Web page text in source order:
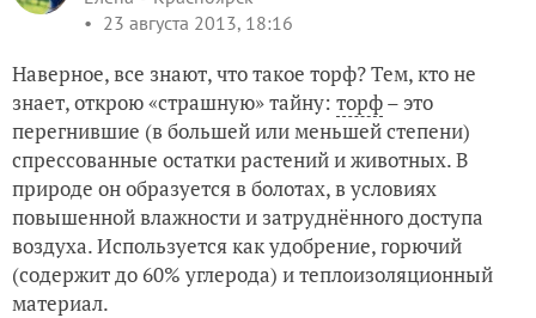
23 августа 2013, 18:16
Наверное, все знают, что такое торф? Тем, кто не
знает, открою «страшную» тайну: торф– это
перегнившие (в большей или меньшей степени)
спрессованные остатки растений и животных. В
природе он образуется в болотах, в условиях
повышенной влажности и затруднённого доступа
воздуха. Используется как удобрение, горючий
(содержит до 60% углерода) и теплоизоляционный
материал.